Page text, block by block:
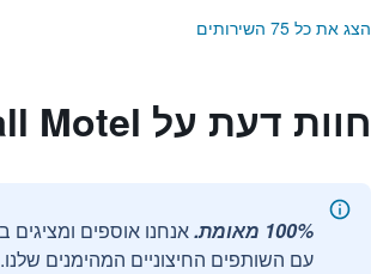
הצג את כל 75 השירותים
חוות דעת על Riccarton Mall Motel
100% מאומת.
עם השותפים החיצוניים המהימנים שלנו.